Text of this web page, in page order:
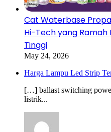
Cat Waterbase
Hi-Tech yang Ramah
Tinggi
May 24, 2026
Harga Lampu Led Strip
[…] ballast switching
listrik...